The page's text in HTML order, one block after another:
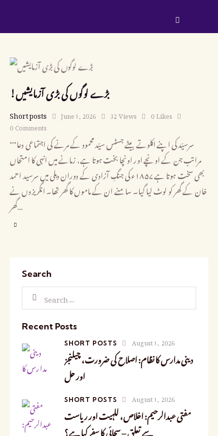
!بڑے لوگوں کی بڑی آزمایشیں
Short posts June 1, 2026 32Views 0Likes
0Comments
"سرسیّد کی اپنے اکلوتے بیٹے جسٹس سیّد محمود کے مرنے کی اجتماعی دعا"
‏مراتب جن کے اونچے اور اونچا بخت ہوتا ہے، زمانے میں انہی کا امتحاں
بھی سخت ہوتا ہے ۱۸۵۷ء کی جنگِ آزادی کے دوران دہلی میں سرسید احمد
خان کے گھر کو لوٹ لیا گیا۔ سامنے ان کے ماموں کا گھر تھا۔ انگریزوں نے
گھر…
Search
Recent Posts
SHORT POSTS August 1, 2026
دینی مدارس کا نظام: اصلاح کی ضرورت، چیلنجز
اور حل
SHORT POSTS August 1, 2026
مفتی عبدالرحیم: اخلاص، للہیت اور ریاست
سے تعلق – سچائی کا سفر کیا ہے؟